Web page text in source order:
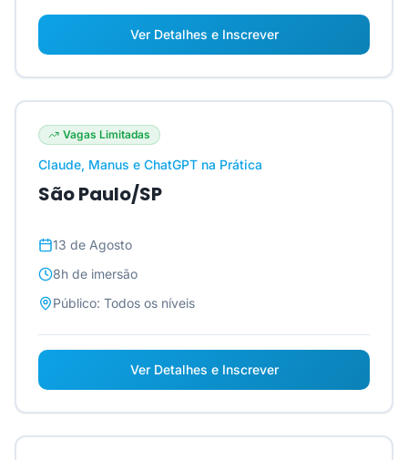
Ver Detalhes e Inscrever
Vagas Limitadas
Claude, Manus e ChatGPT na Prática
São Paulo/SP
13 de Agosto
8h de imersão
Público: Todos os níveis
Ver Detalhes e Inscrever